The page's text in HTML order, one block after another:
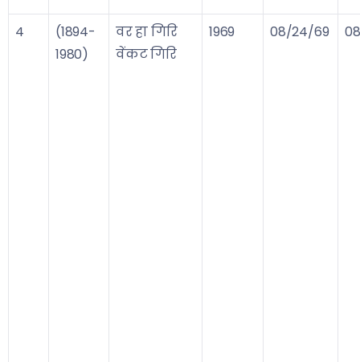
4
(1894-
1980)
वर हा गिरि
वेंकट गिरि
1969 08/24/69